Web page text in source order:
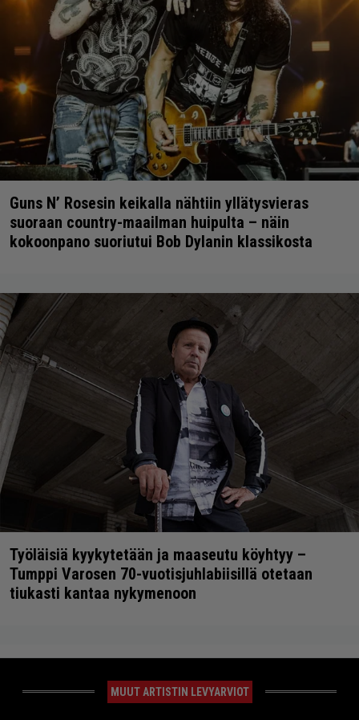
Guns N’ Rosesin keikalla nähtiin yllätysvieras
suoraan country-maailman huipulta – näin
kokoonpano suoriutui Bob Dylanin klassikosta
Työläisiä kyykytetään ja maaseutu köyhtyy –
Tumppi Varosen 70-vuotisjuhlabiisillä otetaan
tiukasti kantaa nykymenoon
MUUT ARTISTIN LEVYARVIOT